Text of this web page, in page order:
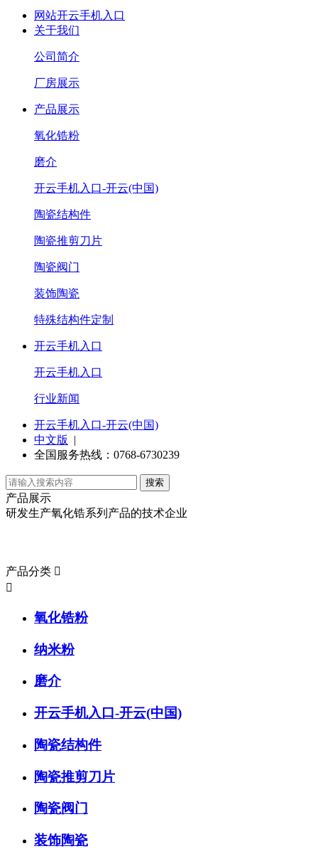
网站开云手机入口
关于我们
公司简介
厂房展示
产品展示
氧化锆粉
磨介
开云手机入口-开云(中国)
陶瓷结构件
陶瓷推剪刀片
陶瓷阀门
装饰陶瓷
特殊结构件定制
开云手机入口
开云手机入口
行业新闻
开云手机入口-开云(中国)
中文版
|
全国服务热线：0768-6730239
产品展示
研发生产氧化锆系列产品的技术企业
产品分类 

氧化锆粉
纳米粉
磨介
开云手机入口-开云(中国)
陶瓷结构件
陶瓷推剪刀片
陶瓷阀门
装饰陶瓷